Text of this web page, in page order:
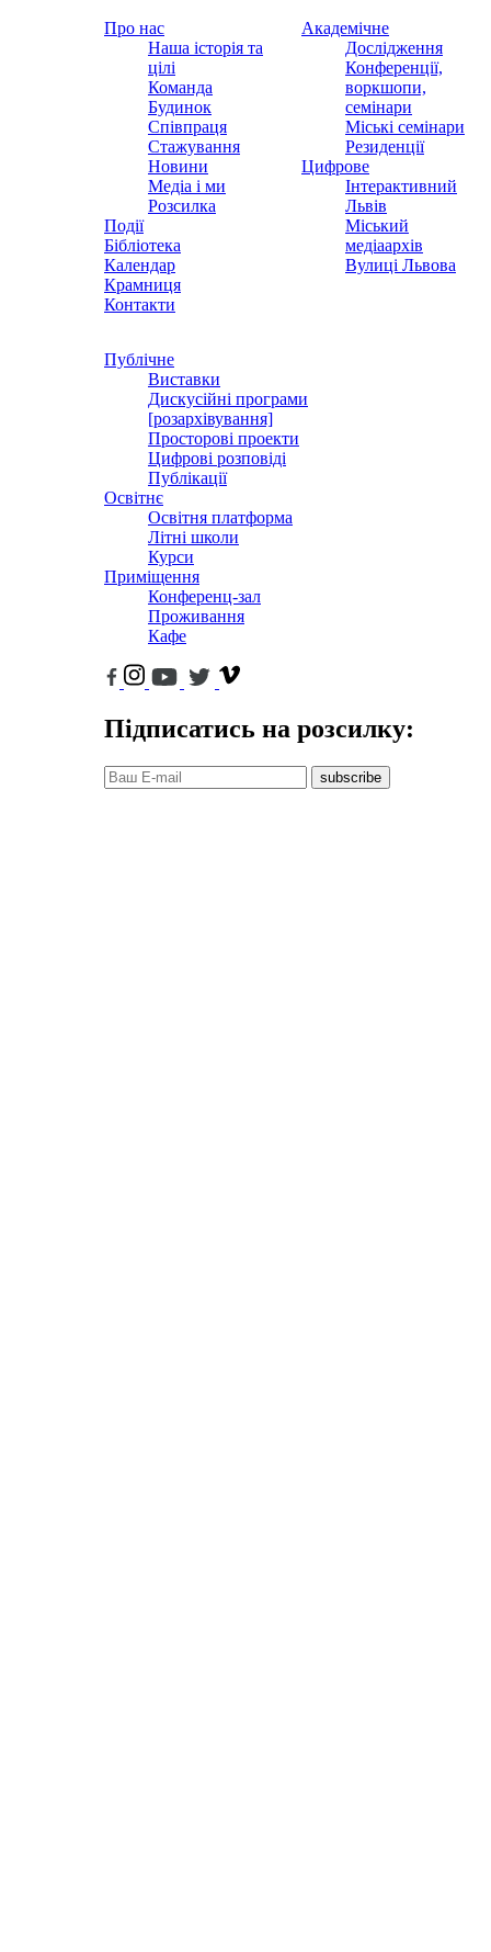
Про нас
Наша історія та
цілі
Команда
Будинок
Співпраця
Стажування
Новини
Медіа і ми
Розсилка
Події
Бібліотека
Календар
Крамниця
Контакти
Академічне
Дослідження
Конференції,
воркшопи,
семінари
Міські семінари
Резиденції
Цифрове
Інтерактивний
Львів
Міський
медіаархів
Вулиці Львова
Публічне
Виставки
Дискусійні програми
[розархівування]
Просторові проекти
Цифрові розповіді
Публікації
Освітнє
Освітня платформа
Літні школи
Курси
Приміщення
Конференц-зал
Проживання
Кафе
Підписатись на розсилку:
subscribe